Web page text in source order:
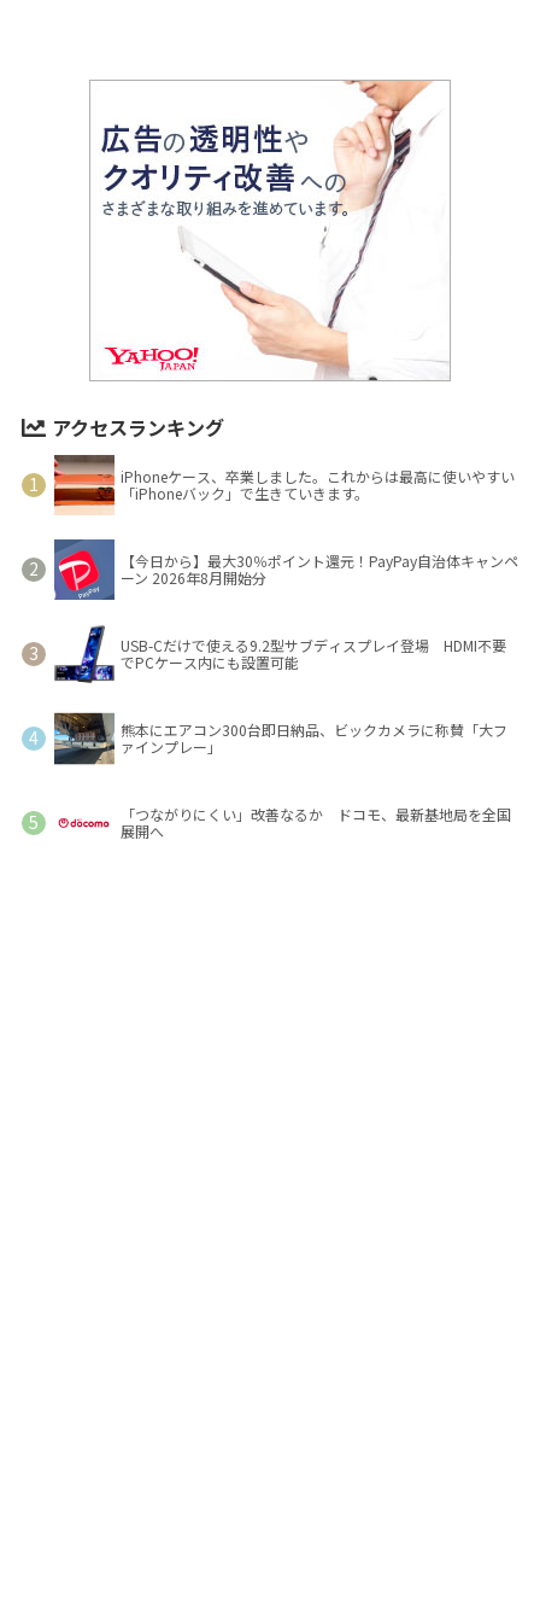
アクセスランキング
iPhoneケース、卒業しました。これからは最高に使いやすい
「iPhoneバック」で生きていきます。
【今日から】最大30％ポイント還元！PayPay自治体キャンペ
ーン 2026年8月開始分
USB-Cだけで使える9.2型サブディスプレイ登場 HDMI不要
でPCケース内にも設置可能
熊本にエアコン300台即日納品、ビックカメラに称賛「大フ
ァインプレー」
「つながりにくい」改善なるか ドコモ、最新基地局を全国
展開へ